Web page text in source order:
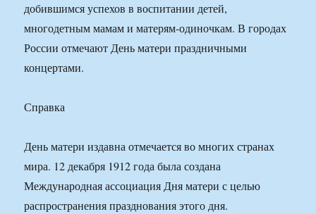
добившимся успехов в воспитании детей,
многодетным мамам и матерям-одиночкам. В городах
России отмечают День матери праздничными
концертами.
Справка
День матери издавна отмечается во многих странах
мира. 12 декабря 1912 года была создана
Международная ассоциация Дня матери с целью
распространения празднования этого дня.